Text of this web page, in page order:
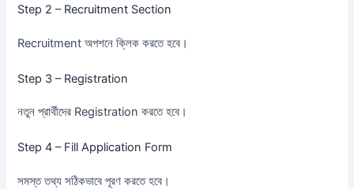
Step 2 – Recruitment Section
Recruitment অপশনে ক্লিক করতে হবে।
Step 3 – Registration
নতুন প্রার্থীদের Registration করতে হবে।
Step 4 – Fill Application Form
সমস্ত তথ্য সঠিকভাবে পূরণ করতে হবে।